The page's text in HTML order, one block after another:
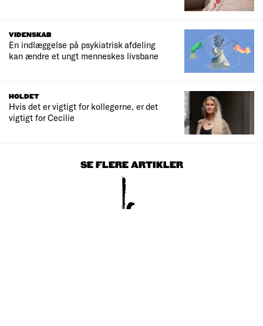
VIDENSKAB
En indlæggelse på psykiatrisk afdeling
kan ændre et ungt menneskes livsbane
HOLDET
Hvis det er vigtigt for kollegerne, er det
vigtigt for Cecilie
SE FLERE ARTIKLER